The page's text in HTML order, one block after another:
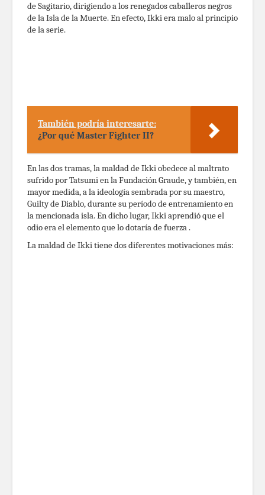
de Sagitario, dirigiendo a los renegados caballeros negros
de la Isla de la Muerte. En efecto, Ikki era malo al principio
de la serie.
También podría interesarte:
¿Por qué Master Fighter II?
En las dos tramas, la maldad de Ikki obedece al maltrato
sufrido por Tatsumi en la Fundación Graude, y también, en
mayor medida, a la ideología sembrada por su maestro,
Guilty de Diablo, durante su período de entrenamiento en
la mencionada isla. En dicho lugar, Ikki aprendió que el
odio era el elemento que lo dotaría de fuerza .
La maldad de Ikki tiene dos diferentes motivaciones más: